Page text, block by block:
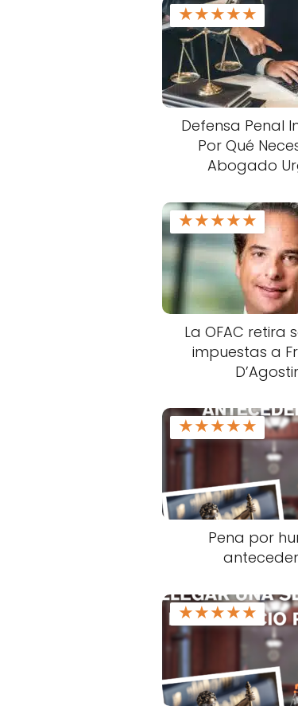
★★★★★
Defensa Penal
Por Qué
Abogado
★★★★★
La OFAC retira
impuestas a
★★★★★
Pena por
★★★★★